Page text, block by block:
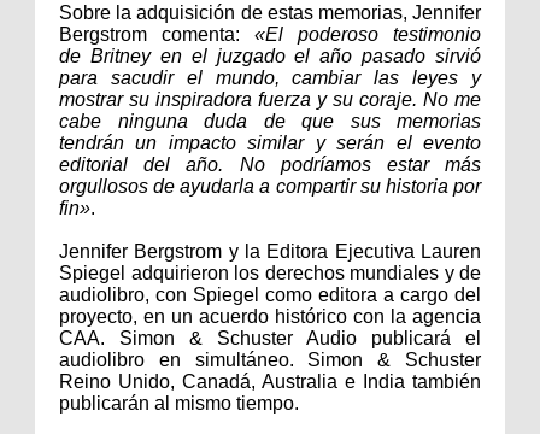
Sobre la adquisición de estas memorias, Jennifer
Bergstrom comenta: «El poderoso testimonio
de Britneyen el juzgado el año pasado sirvió
para sacudir el mundo, cambiar las leyes y
mostrar su inspiradora fuerza y su coraje. No me
cabe ninguna duda de que sus memorias
tendrán un impacto similar y serán el evento
editorial del año. No podríamos estar más
orgullosos de ayudarla a compartir su historia por
fin».
Jennifer Bergstrom y la Editora Ejecutiva Lauren
Spiegel adquirieron los derechos mundiales y de
audiolibro, con Spiegel como editora a cargo del
proyecto, en un acuerdo histórico con la agencia
CAA. Simon & Schuster Audio publicará el
audiolibro en simultáneo. Simon & Schuster
Reino Unido, Canadá, Australia e India también
publicarán al mismo tiempo.